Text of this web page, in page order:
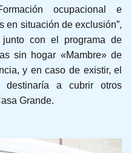
ocupacional e
en situación de exclusión”,
con el programa de
sin hogar «Mambre» de
y en caso de existir, el
destinaría a cubrir otros
Grande.